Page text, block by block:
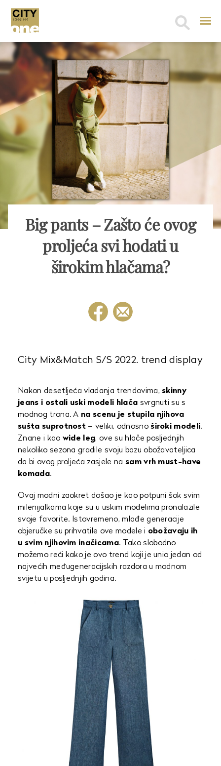
Search
Big pants – Zašto će ovog
proljeća svi hodati u
širokim hlačama?
City Mix&Match S/S 2022. trend display
Nakon desetljeća vladanja trendovima, skinny
jeans i ostali uski modeli hlača svrgnuti su s
modnog trona. A na scenu je stupila njihova
sušta suprotnost – veliki, odnosno široki modeli.
Znane i kao wide leg, ove su hlače posljednjih
nekoliko sezona gradile svoju bazu obožavateljica
da bi ovog proljeća zasjele na sam vrh must-have
komada.
Ovaj modni zaokret došao je kao potpuni šok svim
milenijalkama koje su u uskim modelima pronalazile
svoje favorite. Istovremeno, mlađe generacije
objeručke su prihvatile ove modele i obožavaju ih
u svim njihovim inačicama. Tako slobodno
možemo reći kako je ovo trend koji je unio jedan od
najvećih međugeneracijskih razdora u modnom
svijetu u posljednjih godina.